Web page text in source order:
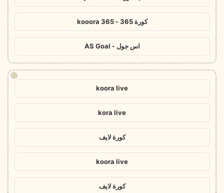
كورة 365 - kooora 365
اس جول - AS Goal
!
koora live
kora live
كورة لايف
koora live
كورة لايف